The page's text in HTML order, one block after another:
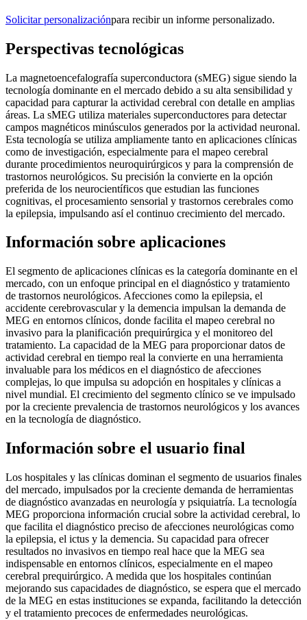
Solicitar personalizaciónpara recibir un informe personalizado.
Perspectivas tecnológicas
La magnetoencefalografía superconductora (sMEG) sigue siendo la
tecnología dominante en el mercado debido a su alta sensibilidad y
capacidad para capturar la actividad cerebral con detalle en amplias
áreas. La sMEG utiliza materiales superconductores para detectar
campos magnéticos minúsculos generados por la actividad neuronal.
Esta tecnología se utiliza ampliamente tanto en aplicaciones clínicas
como de investigación, especialmente para el mapeo cerebral
durante procedimientos neuroquirúrgicos y para la comprensión de
trastornos neurológicos. Su precisión la convierte en la opción
preferida de los neurocientíficos que estudian las funciones
cognitivas, el procesamiento sensorial y trastornos cerebrales como
la epilepsia, impulsando así el continuo crecimiento del mercado.
Información sobre aplicaciones
El segmento de aplicaciones clínicas es la categoría dominante en el
mercado, con un enfoque principal en el diagnóstico y tratamiento
de trastornos neurológicos. Afecciones como la epilepsia, el
accidente cerebrovascular y la demencia impulsan la demanda de
MEG en entornos clínicos, donde facilita el mapeo cerebral no
invasivo para la planificación prequirúrgica y el monitoreo del
tratamiento. La capacidad de la MEG para proporcionar datos de
actividad cerebral en tiempo real la convierte en una herramienta
invaluable para los médicos en el diagnóstico de afecciones
complejas, lo que impulsa su adopción en hospitales y clínicas a
nivel mundial. El crecimiento del segmento clínico se ve impulsado
por la creciente prevalencia de trastornos neurológicos y los avances
en la tecnología de diagnóstico.
Información sobre el usuario final
Los hospitales y las clínicas dominan el segmento de usuarios finales
del mercado, impulsados ​​por la creciente demanda de herramientas
de diagnóstico avanzadas en neurología y psiquiatría. La tecnología
MEG proporciona información crucial sobre la actividad cerebral, lo
que facilita el diagnóstico preciso de afecciones neurológicas como
la epilepsia, el ictus y la demencia. Su capacidad para ofrecer
resultados no invasivos en tiempo real hace que la MEG sea
indispensable en entornos clínicos, especialmente en el mapeo
cerebral prequirúrgico. A medida que los hospitales continúan
mejorando sus capacidades de diagnóstico, se espera que el mercado
de la MEG en estas instituciones se expanda, facilitando la detección
y el tratamiento precoces de enfermedades neurológicas.